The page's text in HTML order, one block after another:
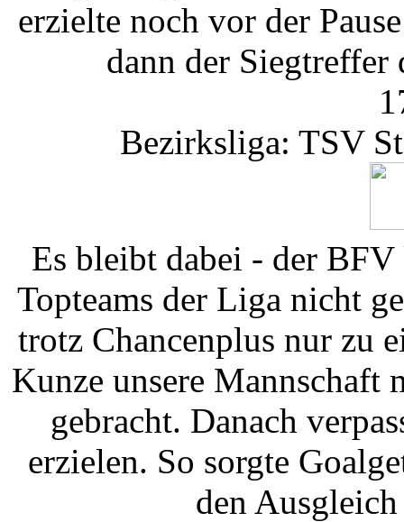
erzielte noch vor der
dann der
Bezirksliga: TSV
Es bleibt dabei - der BFV
Topteams der Liga nicht
trotz Chancenplus nur zu
Kunze unsere Mannschaft
gebracht. Danach
erzielen. So sorgte
den